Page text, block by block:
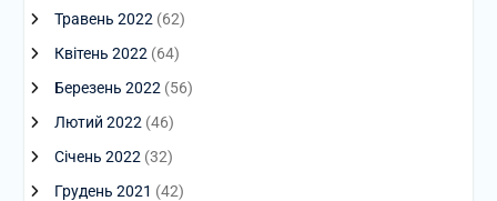
Травень 2022 (62)
Квітень 2022 (64)
Березень 2022 (56)
Лютий 2022 (46)
Січень 2022 (32)
Грудень 2021 (42)